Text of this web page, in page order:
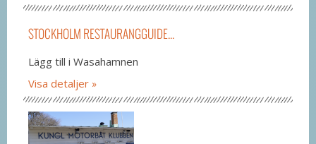
STOCKHOLM RESTAURANGGUIDE...
Lägg till i Wasahamnen
Visa detaljer